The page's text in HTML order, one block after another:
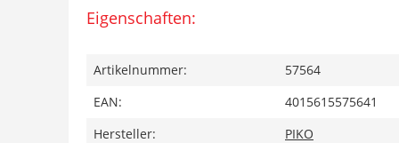
Eigenschaften:
Artikelnummer:
57564
EAN:
4015615575641
Hersteller:
PIKO